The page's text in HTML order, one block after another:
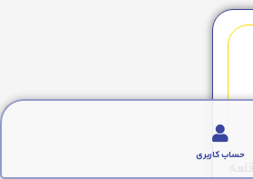
حساب کاربری